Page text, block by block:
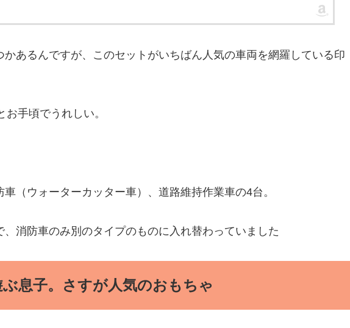
あるんですが、このセットがいちばん人気の車両を網羅している印
手頃でうれしい。
（ウォーターカッター車）、道路維持作業車の4台。
、消防車のみ別のタイプのものに入れ替わっていました
息子。さすが人気のおもちゃ